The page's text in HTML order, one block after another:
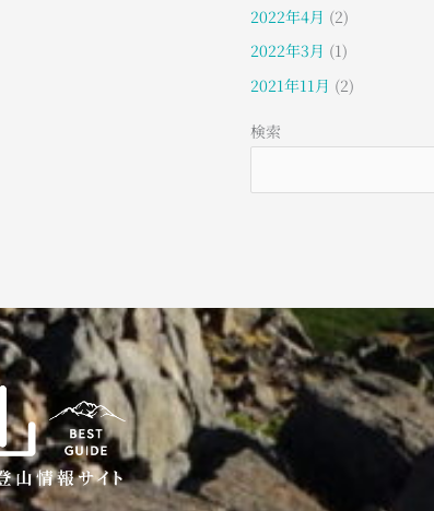
2022年4月 (2)
2022年3月 (1)
2021年11月 (2)
検索